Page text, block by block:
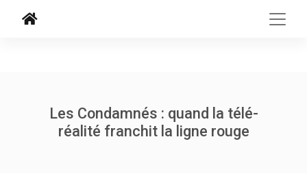
Les Condamnés : quand la télé-
réalité franchit la ligne rouge